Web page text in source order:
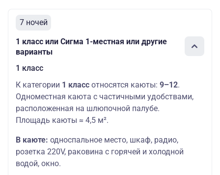
7 ночей
1 класс или Сигма 1-местная или другие
варианты
1 класс
К категории 1 класс относятся каюты: 9–12.
Одноместная каюта с частичными удобствами,
расположенная на шлюпочной палубе.
Площадь каюты ≈ 4,5 м².
В каюте: односпальное место, шкаф, радио,
розетка 220V, раковина с горячей и холодной
водой, окно.